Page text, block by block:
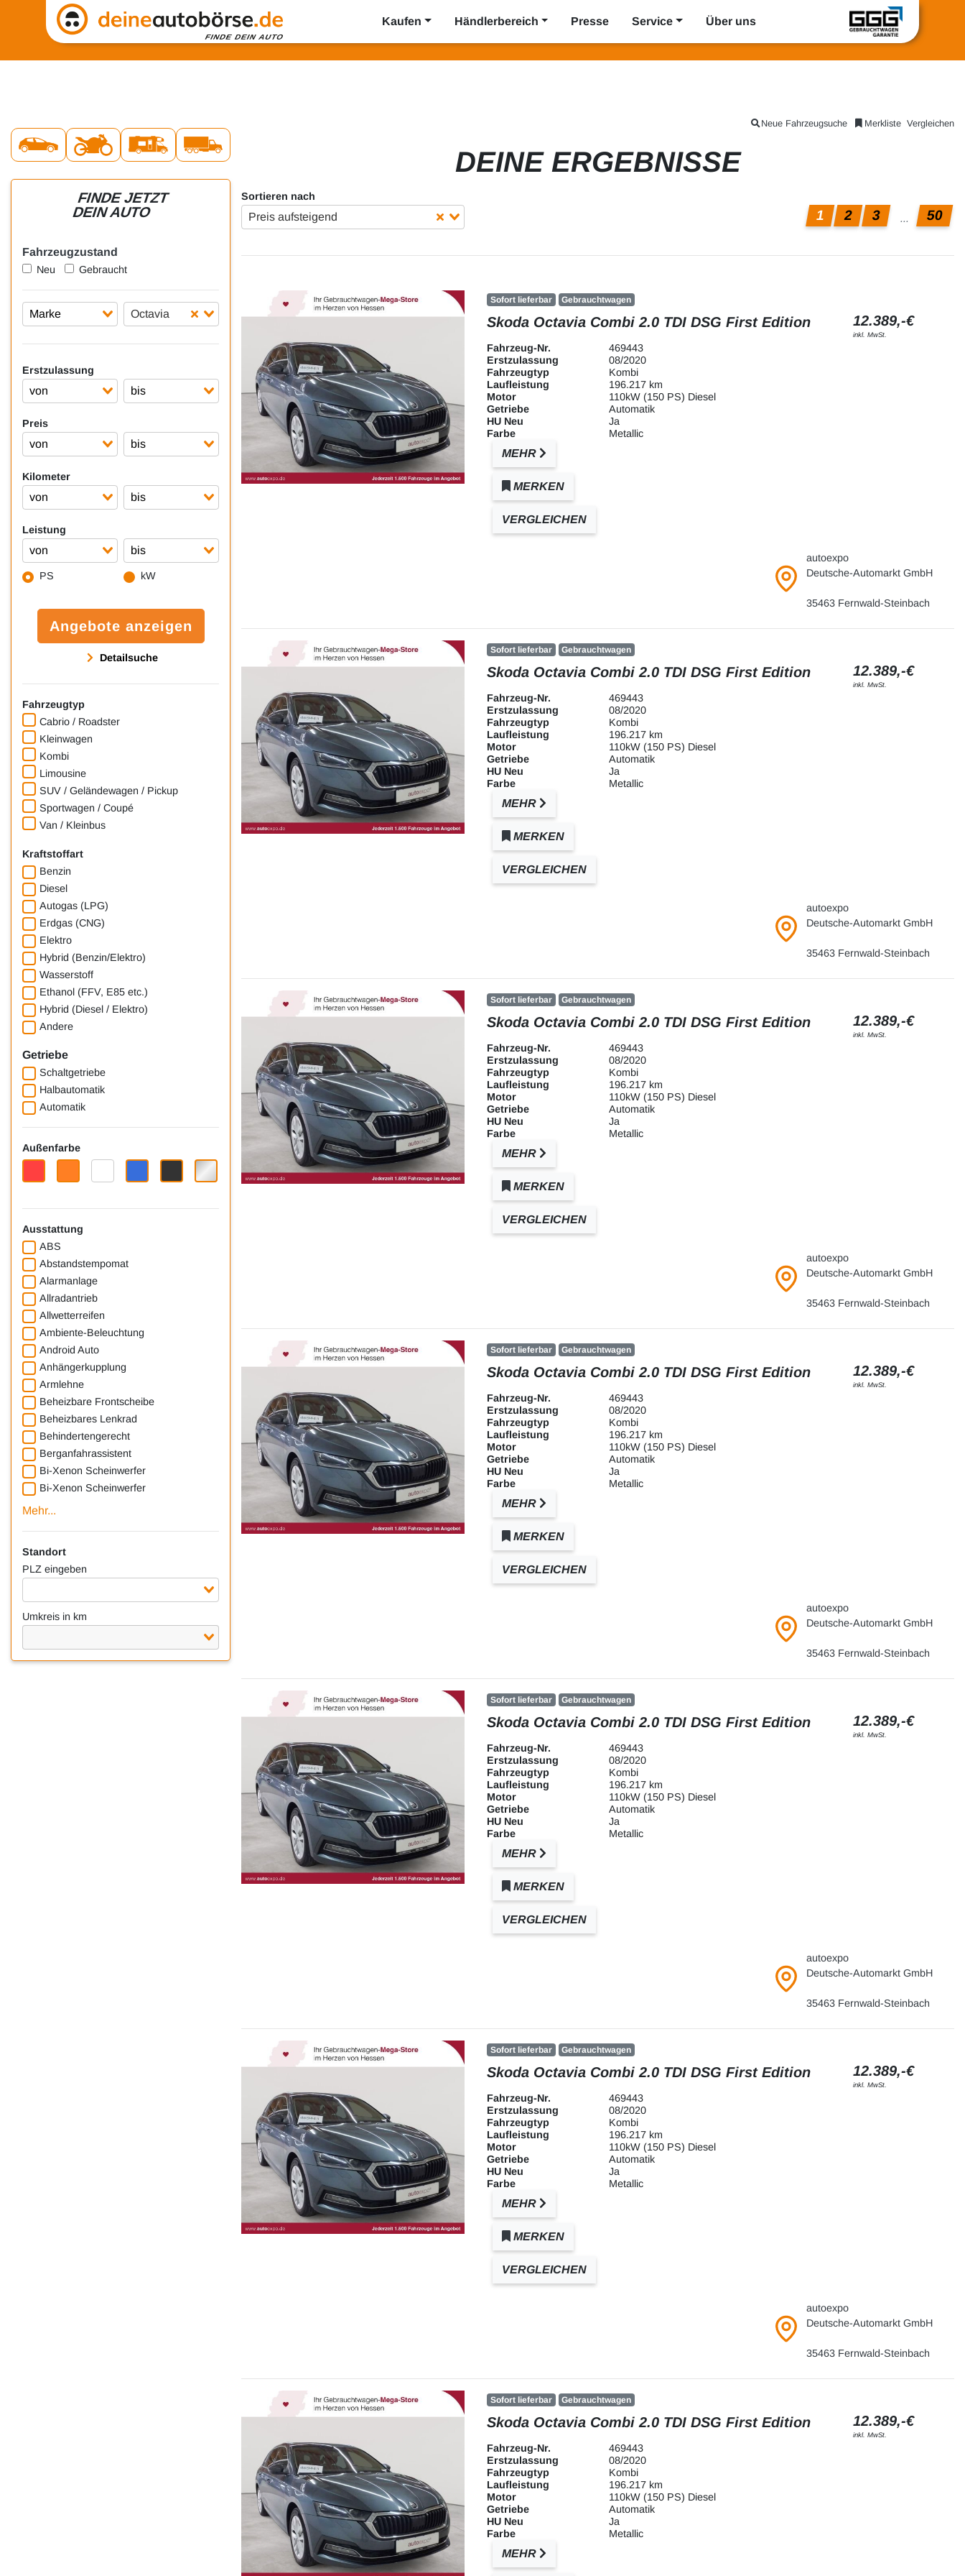
Kaufen Händlerbereich Presse Service Über uns
FINDE JETZT
DEIN AUTO
Fahrzeugzustand
Neu Gebraucht
Octavia
Erstzulassung
Preis
Kilometer
Leistung
PS kW
Angebote anzeigen
Detailsuche
Fahrzeugtyp
Cabrio / Roadster
Kleinwagen
Kombi
Limousine
SUV / Geländewagen / Pickup
Sportwagen / Coupé
Van / Kleinbus
Kraftstoffart
Benzin
Diesel
Autogas (LPG)
Erdgas (CNG)
Elektro
Hybrid (Benzin/Elektro)
Wasserstoff
Ethanol (FFV, E85 etc.)
Hybrid (Diesel / Elektro)
Andere
Getriebe
Schaltgetriebe
Halbautomatik
Automatik
Außenfarbe
Ausstattung
ABS
Abstandstempomat
Alarmanlage
Allradantrieb
Allwetterreifen
Ambiente-Beleuchtung
Android Auto
Anhängerkupplung
Armlehne
Beheizbare Frontscheibe
Beheizbares Lenkrad
Behindertengerecht
Berganfahrassistent
Bi-Xenon Scheinwerfer
Bi-Xenon Scheinwerfer
Mehr...
Standort
PLZ eingeben
Umkreis in km
Vergleichen
Merkliste
Neue Fahrzeugsuche
DEINE ERGEBNISSE
Sortieren nach
Preis aufsteigend 1 2 3 ... 50
Sofort lieferbar Gebrauchtwagen
Skoda Octavia Combi 2.0 TDI DSG First Edition 12.389,-€
inkl. MwSt.
Fahrzeug-Nr.
469443
Erstzulassung
08/2020
Fahrzeugtyp
Kombi
Laufleistung
196.217 km
Motor
110kW (150 PS) Diesel
Getriebe
Automatik
HU Neu
Ja
Farbe
Metallic
MEHR
MERKEN
VERGLEICHEN
autoexpo
Deutsche-Automarkt GmbH
35463 Fernwald-Steinbach
Sofort lieferbar Gebrauchtwagen
Skoda Octavia Combi 2.0 TDI DSG First Edition 12.389,-€
inkl. MwSt.
Fahrzeug-Nr.
469443
Erstzulassung
08/2020
Fahrzeugtyp
Kombi
Laufleistung
196.217 km
Motor
110kW (150 PS) Diesel
Getriebe
Automatik
HU Neu
Ja
Farbe
Metallic
MEHR
MERKEN
VERGLEICHEN
autoexpo
Deutsche-Automarkt GmbH
35463 Fernwald-Steinbach
Sofort lieferbar Gebrauchtwagen
Skoda Octavia Combi 2.0 TDI DSG First Edition 12.389,-€
inkl. MwSt.
Fahrzeug-Nr.
469443
Erstzulassung
08/2020
Fahrzeugtyp
Kombi
Laufleistung
196.217 km
Motor
110kW (150 PS) Diesel
Getriebe
Automatik
HU Neu
Ja
Farbe
Metallic
MEHR
MERKEN
VERGLEICHEN
autoexpo
Deutsche-Automarkt GmbH
35463 Fernwald-Steinbach
Sofort lieferbar Gebrauchtwagen
Skoda Octavia Combi 2.0 TDI DSG First Edition 12.389,-€
inkl. MwSt.
Fahrzeug-Nr.
469443
Erstzulassung
08/2020
Fahrzeugtyp
Kombi
Laufleistung
196.217 km
Motor
110kW (150 PS) Diesel
Getriebe
Automatik
HU Neu
Ja
Farbe
Metallic
MEHR
MERKEN
VERGLEICHEN
autoexpo
Deutsche-Automarkt GmbH
35463 Fernwald-Steinbach
Sofort lieferbar Gebrauchtwagen
Skoda Octavia Combi 2.0 TDI DSG First Edition 12.389,-€
inkl. MwSt.
Fahrzeug-Nr.
469443
Erstzulassung
08/2020
Fahrzeugtyp
Kombi
Laufleistung
196.217 km
Motor
110kW (150 PS) Diesel
Getriebe
Automatik
HU Neu
Ja
Farbe
Metallic
MEHR
MERKEN
VERGLEICHEN
autoexpo
Deutsche-Automarkt GmbH
35463 Fernwald-Steinbach
Sofort lieferbar Gebrauchtwagen
Skoda Octavia Combi 2.0 TDI DSG First Edition 12.389,-€
inkl. MwSt.
Fahrzeug-Nr.
469443
Erstzulassung
08/2020
Fahrzeugtyp
Kombi
Laufleistung
196.217 km
Motor
110kW (150 PS) Diesel
Getriebe
Automatik
HU Neu
Ja
Farbe
Metallic
MEHR
MERKEN
VERGLEICHEN
autoexpo
Deutsche-Automarkt GmbH
35463 Fernwald-Steinbach
Sofort lieferbar Gebrauchtwagen
Skoda Octavia Combi 2.0 TDI DSG First Edition 12.389,-€
inkl. MwSt.
Fahrzeug-Nr.
469443
Erstzulassung
08/2020
Fahrzeugtyp
Kombi
Laufleistung
196.217 km
Motor
110kW (150 PS) Diesel
Getriebe
Automatik
HU Neu
Ja
Farbe
Metallic
MEHR